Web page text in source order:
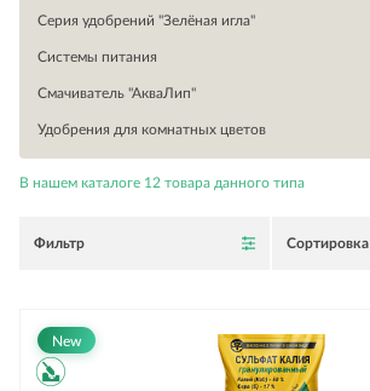
Серия удобрений "Зелёная игла"
Системы питания
Смачиватель "АкваЛип"
Удобрения для комнатных цветов
В нашем каталоге 12 товара данного типа
Фильтр Сортировка
New